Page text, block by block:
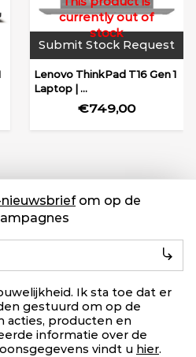
Submit Stock Request
Lenovo ThinkPad T16 Gen 1
Laptop | ...
€749,00
nieuwsbriefom op de
Ik sta toe dat er
gestuurd om op de
acties, producten en
informatie over de
vindt u hier.